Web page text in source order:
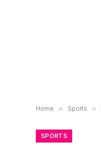
Home » Sports »
SPORTS